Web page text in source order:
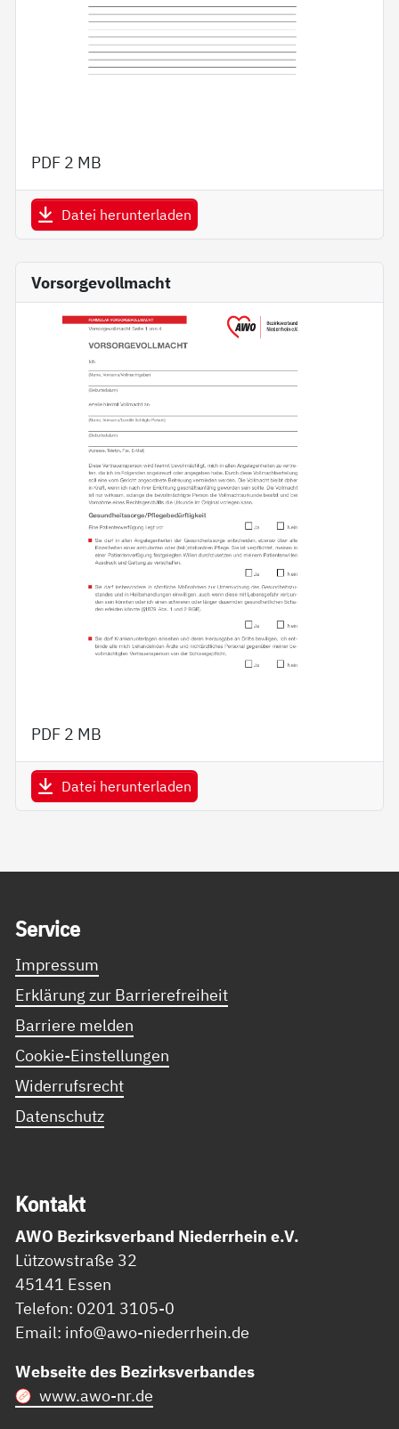
PDF 2 MB
Datei herunterladen
Vorsorgevollmacht
PDF 2 MB
Datei herunterladen
Ser­vice
Impressum
Erklärung zur Barrierefreiheit
Barriere melden
Cookie-Einstellungen
Widerrufsrecht
Datenschutz
Kon­takt
AWO Bezirksverband Niederrhein e.V.
Lützowstraße 32
45141 Essen
Telefon: 0201 3105-0
Email: info@awo-niederrhein.de
Webseite des Bezirksverbandes
www.awo-nr.de